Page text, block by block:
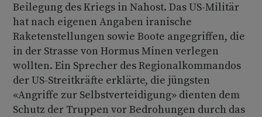
Beilegung des Kriegs in Nahost. Das US-Militär
hat nach eigenen Angaben iranische
Raketenstellungen sowie Boote angegriffen, die
in der Strasse von Hormus Minen verlegen
wollten. Ein Sprecher des Regionalkommandos
der US-Streitkräfte erklärte, die jüngsten
«Angriffe zur Selbstverteidigung» dienten dem
Schutz der Truppen vor Bedrohungen durch das